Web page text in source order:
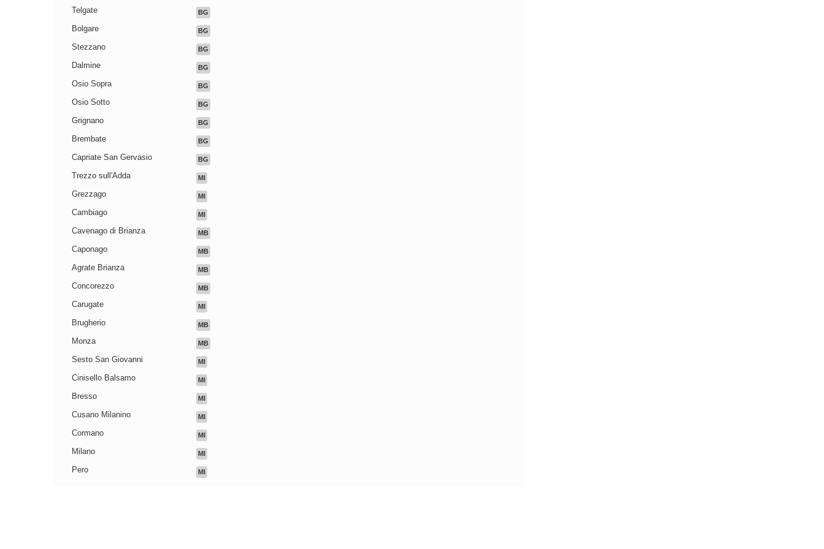
Telgate BG
Bolgare BG
Stezzano BG
Dalmine BG
Osio Sopra BG
Osio Sotto BG
Grignano BG
Brembate BG
Capriate San Gervasio BG
Trezzo sull'Adda MI
Grezzago MI
Cambiago MI
Cavenago di Brianza MB
Caponago MB
Agrate Brianza MB
Concorezzo MB
Carugate MI
Brugherio MB
Monza MB
Sesto San Giovanni MI
Cinisello Balsamo MI
Bresso MI
Cusano Milanino MI
Cormano MI
Milano MI
Pero MI